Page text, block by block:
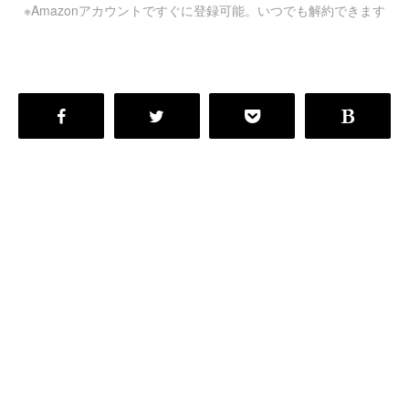
※Amazonアカウントですぐに登録可能。いつでも解約できます